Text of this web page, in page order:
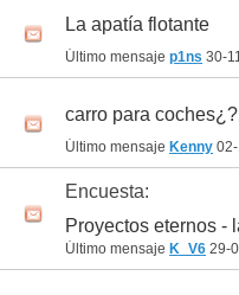
La apatía flotante
Último mensaje p1ns 30-
carro para
Último mensaje Kenny
Encuesta:
Proyectos eternos -
Último mensaje K_V6 29-